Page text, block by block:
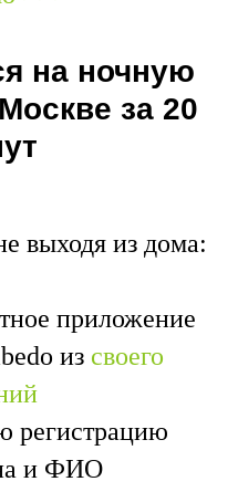
на ночную
за 20
выходя из дома:
приложение
из своего
регистрацию
и ФИО